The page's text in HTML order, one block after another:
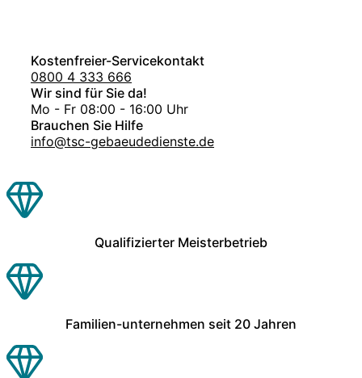
Kostenfreier-Servicekontakt
0800 4 333 666
Wir sind für Sie da!
Mo - Fr 08:00 - 16:00 Uhr
Brauchen Sie Hilfe
info@tsc-gebaeudedienste.de
Qualifizierter Meisterbetrieb
Familien-unternehmen seit 20 Jahren